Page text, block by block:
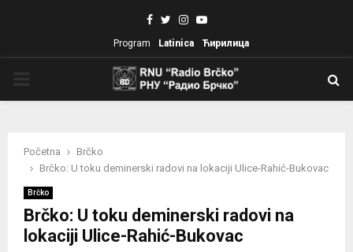
Facebook
TwitterInstagram
Youtube
Program Latinica Ћирилица
Početna
Brčko
Brčko: U toku deminerski radovi na lokaciji Ulice-Rahić-Bukovac
Brčko
Brčko: U toku deminerski radovi na
lokaciji Ulice-Rahić-Bukovac